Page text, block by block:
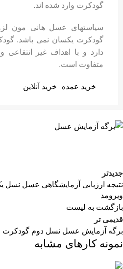
گودکرت وارد شده اند.
سیاستهای عسل هانی مون
گودکرت یکسان نمی باشد.
دارد و با اهداف غیر انتفاعی
متفاوت است.
خرید عمده خرید آنلاین
جدیدتر
نتیجه ارزیابی آزمایشگاهی عسل نسل
ویرومد
بازگشت به لیست
قدیمی تر
برگه آزمایش عسل نسل دوم گودکرت
نمونه کارهای مشابه